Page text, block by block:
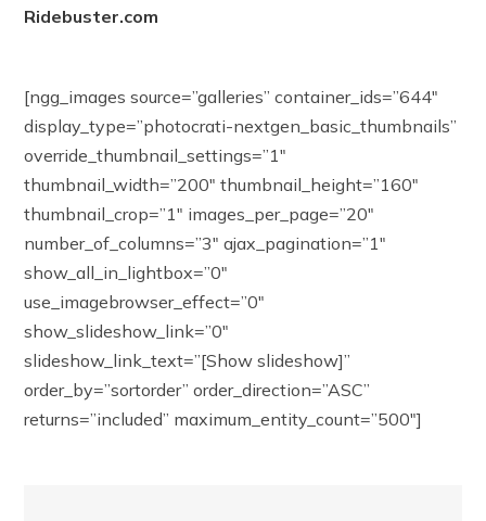
Ridebuster.com
[ngg_images source=”galleries” container_ids=”644″
display_type=”photocrati-nextgen_basic_thumbnails”
override_thumbnail_settings=”1″
thumbnail_width=”200″ thumbnail_height=”160″
thumbnail_crop=”1″ images_per_page=”20″
number_of_columns=”3″ ajax_pagination=”1″
show_all_in_lightbox=”0″
use_imagebrowser_effect=”0″
show_slideshow_link=”0″
slideshow_link_text=”[Show slideshow]”
order_by=”sortorder” order_direction=”ASC”
returns=”included” maximum_entity_count=”500″]